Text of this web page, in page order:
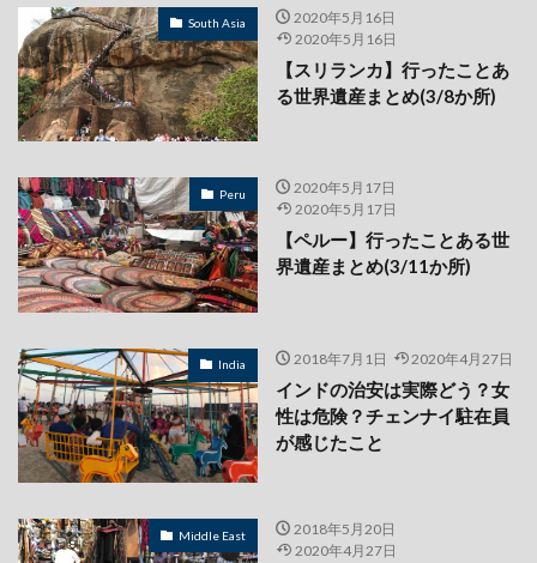
South Asia
2020年5月16日
2020年5月16日
【スリランカ】行ったことあ
る世界遺産まとめ(3/8か所)
Peru
2020年5月17日
2020年5月17日
【ペルー】行ったことある世
界遺産まとめ(3/11か所)
India 2018年7月1日 2020年4月27日
インドの治安は実際どう？女
性は危険？チェンナイ駐在員
が感じたこと
Middle East
2018年5月20日
2020年4月27日